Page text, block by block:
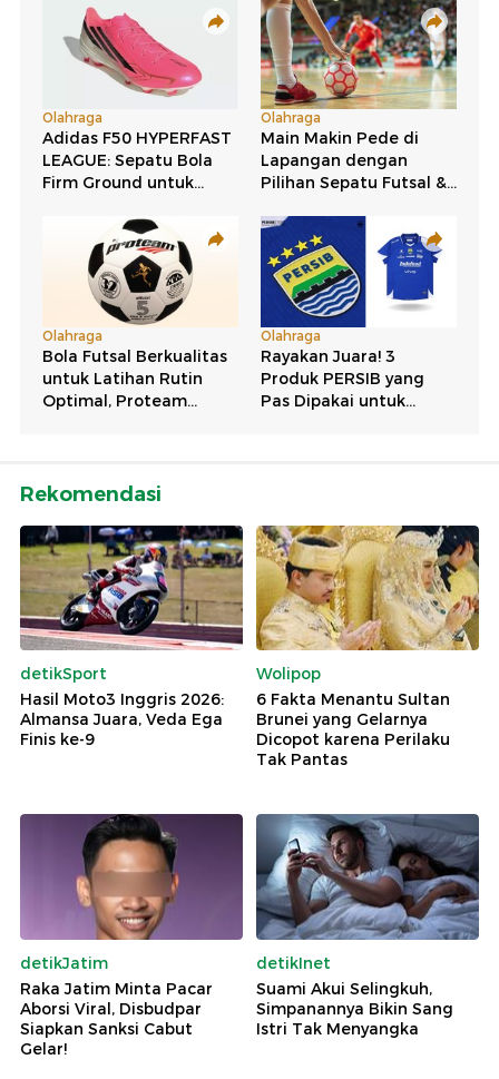
Rekomendasi
detikSport
Hasil Moto3 Inggris 2026:
Almansa Juara, Veda Ega
Finis ke-9
Wolipop
6 Fakta Menantu Sultan
Brunei yang Gelarnya
Dicopot karena Perilaku
Tak Pantas
detikJatim
Raka Jatim Minta Pacar
Aborsi Viral, Disbudpar
Siapkan Sanksi Cabut
Gelar!
detikInet
Suami Akui Selingkuh,
Simpanannya Bikin Sang
Istri Tak Menyangka